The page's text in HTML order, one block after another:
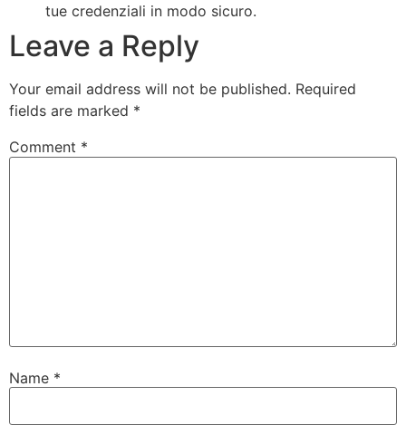
tue credenziali in modo sicuro.
Leave a Reply
Your email address will not be published. Required
fields are marked *
Comment *
Name *